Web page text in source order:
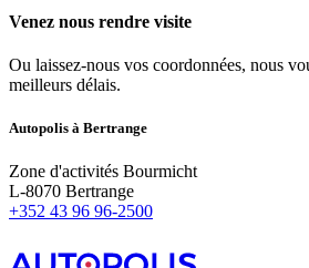
Venez nous rendre visite
Ou laissez-nous vos coordonnées, nous
meilleurs délais.
Autopolis à Bertrange
Zone d'activités Bourmicht
L-8070 Bertrange
+352 43 96 96-2500